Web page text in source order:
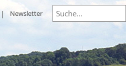
Newsletter